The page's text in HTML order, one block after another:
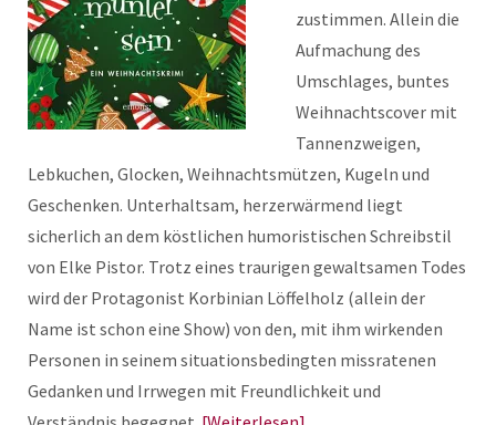
zustimmen. Allein die
Aufmachung des
Umschlages, buntes
Weihnachtscover mit
Tannenzweigen,
Lebkuchen, Glocken, Weihnachtsmützen, Kugeln und
Geschenken. Unterhaltsam, herzerwärmend liegt
sicherlich an dem köstlichen humoristischen Schreibstil
von Elke Pistor. Trotz eines traurigen gewaltsamen Todes
wird der Protagonist Korbinian Löffelholz (allein der
Name ist schon eine Show) von den, mit ihm wirkenden
Personen in seinem situationsbedingten missratenen
Gedanken und Irrwegen mit Freundlichkeit und